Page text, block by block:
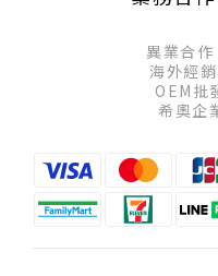
異業合
海外經
OEM
希奧企